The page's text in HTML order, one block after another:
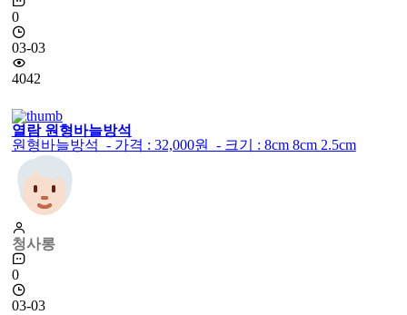
0
03-03
4042
열람원형바늘방석
원형바늘방석 - 가격 : 32,000원 - 크기 : 8cm 8cm 2.5cm
청사롱
0
03-03